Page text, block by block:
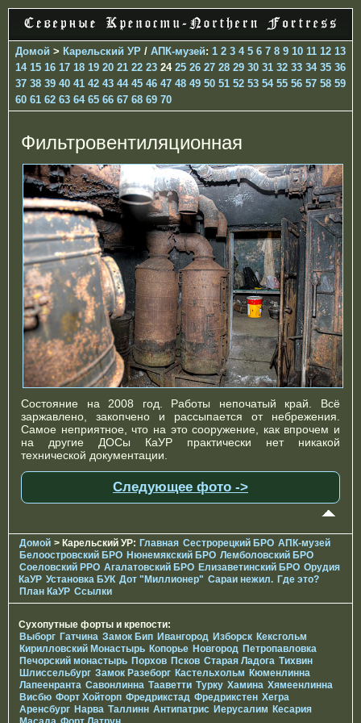
Домой > Карельский УР / АПК-музей: 1 2 3 4 5 6 7 8 9 10 11 12 13
14 15 16 17 18 19 20 21 22 23 24 25 26 27 28 29 30 31 32 33 34 35 36
37 38 39 40 41 42 43 44 45 46 47 48 49 50 51 52 53 54 55 56 57 58 59
60 61 62 63 64 65 66 67 68 69 70
Фильтровентиляционная
Состояние на 2008 год. Работы непочатый край. Всё
заржавлено, закопчено и рассыпается от небрежения.
Самое неприятное, что на это сооружение, как впрочем и
на другие ДОСы КаУР практически нет никакой
технической документации.
Следующее фото ->
Домой > Карельский УР: Главная Сестрорецкий БРО АПК-музей
Белоостровский БРО Нюнемякский БРО Лемболовский БРО
Соеловский РРО Агалатовский БРО Елизаветинcкий БРО Орудия
КаУР Установка БУК Дот "Миллионер" Сараи нежил. Где это?
План КаУР Ссылки
Сухопутные форты и крепости:
Выборг Гатчина Замок Бип Ивангород Изборск Кексгольм
Кирилловский Монастырь Копорье Новгород Петропавловка
Печорcкий монастырь Порхов Псков Старая Ладога Тихвин
Шлиссельбург Замок Разеборг Кастельхольм Кюменлинна
Лапеенранта Савонлинна Тааветти Турку Хамина Хямеенлинна
Висбю Форт Хойторп Фредрикстад Фредрикстен Хегра
Аренсбург Нарва Таллинн Антипатрис Иерусалим Кесария